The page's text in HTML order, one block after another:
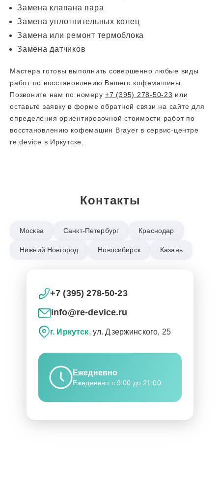
Замена клапана пара
Замена уплотнительных колец
Замена или ремонт термоблока
Замена датчиков
Мастера готовы выполнить совершенно любые виды
работ по восстановлению Вашего кофемашины.
Позвоните нам по номеру +7 (395) 278-50-23 или
оставьте заявку в форме обратной связи на сайте для
определения ориентировочной стоимости работ по
восстановлению кофемашин Brayer в сервис-центре
re:device в Иркутске.
Контакты
Москва Санкт-Петербург Краснодар
Нижний Новгород Новосибирск Казань
+7 (395) 278-50-23
info@re-device.ru
г. Иркутск, ул. Дзержинского, 25
Ежедневно
Ежедневно с 9:00 до 21:00